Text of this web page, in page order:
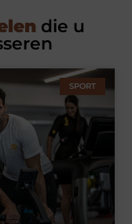
die u
SPORT